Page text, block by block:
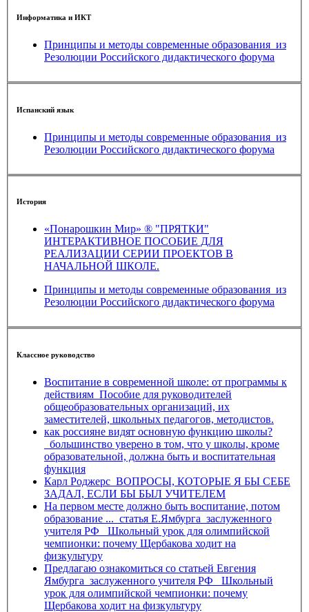
Информатика и ИКТ
Принципы и методы современные образования_из
Резолюции Российского дидактического форума
Испанский язык
Принципы и методы современные образования_из
Резолюции Российского дидактического форума
История
«Понарошкин Мир» ® "ПРЯТКИ"
ИНТЕРАКТИВНОЕ ПОСОБИЕ ДЛЯ
РЕАЛИЗАЦИИ СЕРИИ ПРОЕКТОВ В
НАЧАЛЬНОЙ ШКОЛЕ.
Принципы и методы современные образования_из
Резолюции Российского дидактического форума
Классное руководство
Воспитание в современной школе: от программы к
действиям_Пособие для руководителей
общеобразовательных организаций, их
заместителей, школьных педагогов, методистов.
как россияне видят основную функцию школы?
_большинство уверено в том, что у школы, кроме
образовательной, должна быть и воспитательная
функция
Карл Роджерс_ВОПРОСЫ, КОТОРЫЕ Я БЫ СЕБЕ
ЗАДАЛ, ЕСЛИ БЫ БЫЛ УЧИТЕЛЕМ
На первом месте должно быть воспитание, потом
образование ..._статья Е.Ямбурга_заслуженного
учителя РФ_ Школьный урок для олимпийской
чемпионки: почему Щербакова ходит на
физкультуру
Предлагаю ознакомиться со статьей Евгения
Ямбурга_заслуженного учителя РФ_ Школьный
урок для олимпийской чемпионки: почему
Щербакова ходит на физкультуру